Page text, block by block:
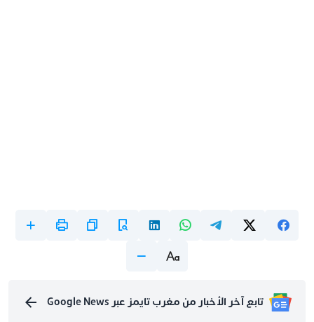
تابع آخر الأخبار من مغرب تايمز عبر Google News